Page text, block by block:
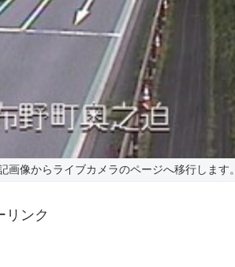
像からライブカメラのページへ移行します。
リンク